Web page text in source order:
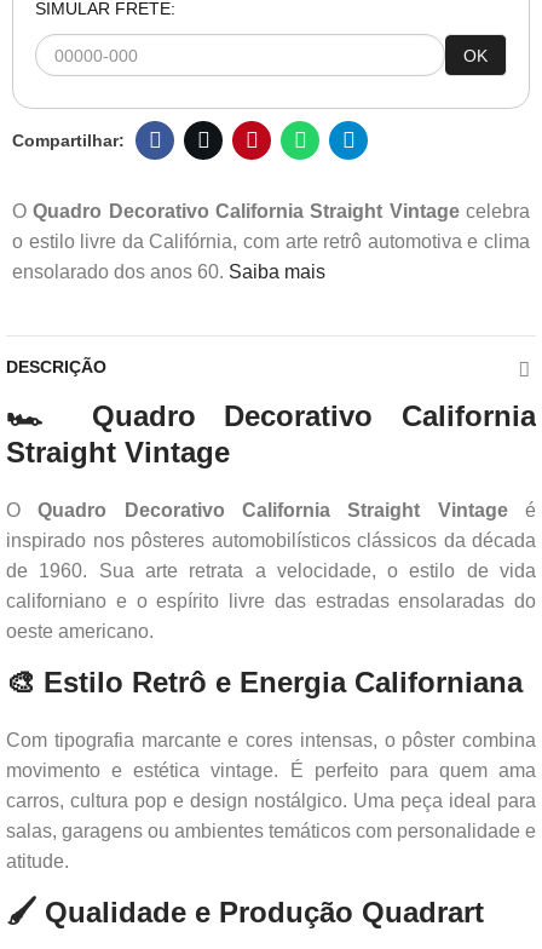
SIMULAR FRETE:
OK
OQuadro Decorativo California Straight Vintagecelebra
o estilo livre da Califórnia, com arte retrô automotiva e clima
ensolarado dos anos 60. Saiba mais
DESCRIÇÃO
🏎️ Quadro Decorativo California
Straight Vintage
OQuadro Decorativo California Straight Vintageé
inspirado nos pôsteres automobilísticos clássicos da década
de 1960. Sua arte retrata a velocidade, o estilo de vida
californiano e o espírito livre das estradas ensolaradas do
oeste americano.
🎨 Estilo Retrô e Energia Californiana
Com tipografia marcante e cores intensas, o pôster combina
movimento e estética vintage. É perfeito para quem ama
carros, cultura pop e design nostálgico. Uma peça ideal para
salas, garagens ou ambientes temáticos com personalidade e
atitude.
🖌️ Qualidade e Produção Quadrart